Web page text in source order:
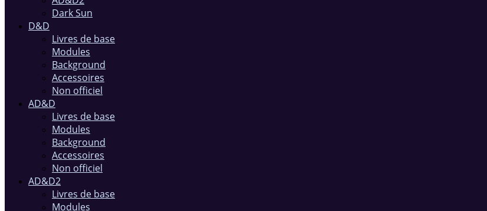
Dark Sun
D&D
Livres de base
Modules
Background
Accessoires
Non officiel
AD&D
Livres de base
Modules
Background
Accessoires
Non officiel
AD&D2
Livres de base
Modules